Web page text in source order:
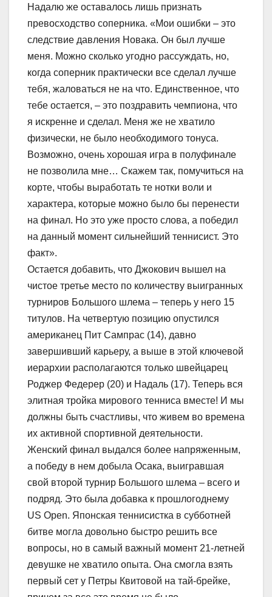
Надалю же оставалось лишь признать
превосходство соперника. «Мои ошибки – это
следствие давления Новака. Он был лучше
меня. Можно сколько угодно рассуждать, но,
когда соперник практически все сделал лучше
тебя, жаловаться не на что. Единственное, что
тебе остается, – это поздравить чемпиона, что
я искренне и сделал. Меня же не хватило
физически, не было необходимого тонуса.
Возможно, очень хорошая игра в полуфинале
не позволила мне… Скажем так, помучиться на
корте, чтобы выработать те нотки воли и
характера, которые можно было бы перенести
на финал. Но это уже просто слова, а победил
на данный момент сильнейший теннисист. Это
факт».
Остается добавить, что Джокович вышел на
чистое третье место по количеству выигранных
турниров Большого шлема – теперь у него 15
титулов. На четвертую позицию опустился
американец Пит Сампрас (14), давно
завершивший карьеру, а выше в этой ключевой
иерархии располагаются только швейцарец
Роджер Федерер (20) и Надаль (17). Теперь вся
элитная тройка мирового тенниса вместе! И мы
должны быть счастливы, что живем во времена
их активной спортивной деятельности.
Женский финал выдался более напряженным,
а победу в нем добыла Осака, выигравшая
свой второй турнир Большого шлема – всего и
подряд. Это была добавка к прошлогоднему
US Open. Японская теннисистка в субботней
битве могла довольно быстро решить все
вопросы, но в самый важный момент 21-летней
девушке не хватило опыта. Она смогла взять
первый сет у Петры Квитовой на тай-брейке,